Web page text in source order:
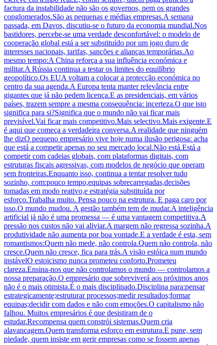
factura da instabilidade não são os governos, nem os grandes
conglomerados.São as pequenas e médias empresas.A semana
passada, em Davos, discutiu-se o futuro da economia mundial.Nos
bastidores, percebe-se uma verdade desconfortável: o modelo de
cooperação global está a ser substituído por um jogo duro de
interesses nacionais, tarifas, sanções e alianças temporárias.Ao
mesmo tempo:A China reforça a sua influência económica e
militar.A Rússia continua a testar os limites do equilíbrio
geopolítico.Os EUA voltam a colocar a protecção económica no
centro da sua agenda.A Europa tenta manter relevância entre
gigantes que já não pedem licença.E as presidenciais, em vários
países, trazem sempre a mesma consequência: incerteza.O que isto
significa para si?Significa que o mundo não vai ficar mais
previsível.Vai ficar mais competitivo.Mais selectivo.Mais exigente.E
é aqui que começa a verdadeira conversa.A realidade que ninguém
lhe dizO pequeno empresário vive hoje numa ilusão perigosa: acha
que está a competir apenas no seu mercado local.Não está.Está a
competir com cadeias globais, com plataformas digitais, com
estruturas fiscais agressivas, com modelos de negócio que operam
sem fronteiras.Enquanto isso, continua a tentar resolver tudo
sozinho, com:pouco tempo,equipas sobrecarregadas,decisões
tomadas em modo reativo,e estratégia substituída por
esforço.Trabalha muito. Pensa pouco na estrutura. E paga caro por
isso.O mundo mudou. A gestão também tem de mudar.A inteligência
artificial já não é uma promessa — é uma vantagem competitiva.A
pressão nos custos não vai aliviar.A margem não regressa sozinha.A
produtividade não aumenta por boa vontade.E a verdade é esta, sem
romantismos:Quem não mede, não controla.Quem não controla, não
cresce.Quem não cresce, fica para trás.A visão estóica num mundo
instávelO estoicismo nunca prometeu conforto.Prometeu
clareza.Ensina-nos que não controlamos o mundo — controlamos a
nossa preparação.O empresário que sobreviverá aos próximos anos
não é o mais otimista.É o mais disciplinado.Disciplina para:pensar
estrategicamente;estruturar processos;medir resultados;formar
equipas;decidir com dados e não com emoções.O capitalismo não
falhou. Muitos empresários é que desistiram de o
estudar.Recompensa quem constrói sistemas.Quem cria
alavancagem.Quem transforma esforço em estrutura.E pune, sem
piedade, quem insiste em gerir empresas como se fossem apenas